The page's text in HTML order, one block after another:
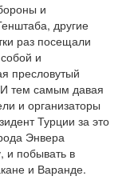
и
другие
раз посещали
и
пресловутый
И тем самым давая
и организаторы
Турции за это
Энвера
и побывать в
и Варанде.